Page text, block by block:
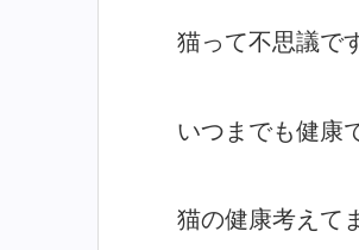
猫って不思議で
いつまでも健康
猫の健康考えて